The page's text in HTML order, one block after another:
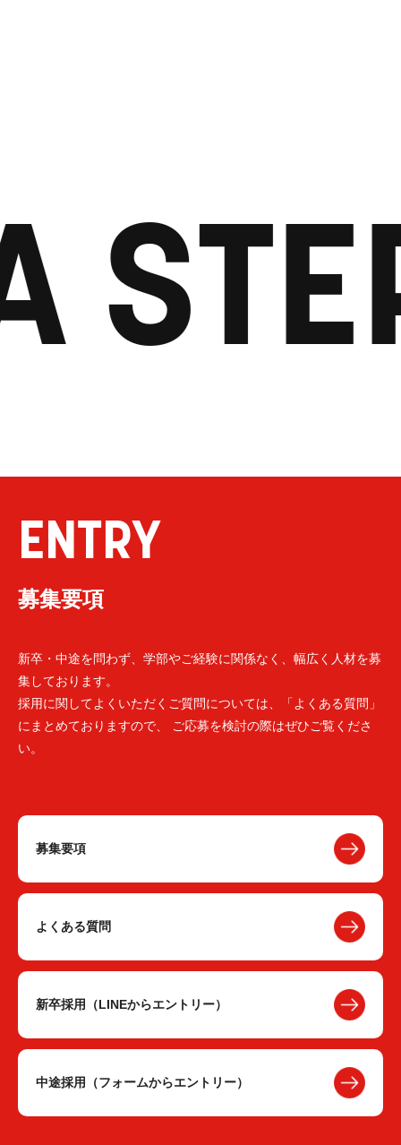
ENTRY
募集要項
新卒・中途を問わず、学部やご経験に関係なく、幅広く人材を募
集しております。
採用に関してよくいただくご質問については、「よくある質問」
にまとめておりますので、 ご応募を検討の際はぜひご覧くださ
い。
募集要項
よくある質問
新卒採用（LINEからエントリー）
中途採用（フォームからエントリー）